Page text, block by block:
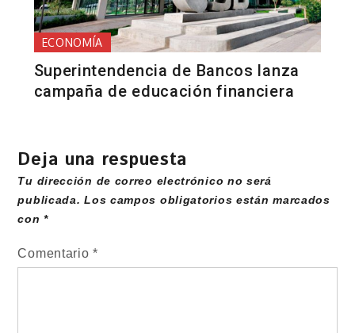
ECONOMÍA
Superintendencia de Bancos lanza
campaña de educación financiera
Deja una respuesta
Tu dirección de correo electrónico no será
publicada. Los campos obligatorios están marcados
con*
Comentario*